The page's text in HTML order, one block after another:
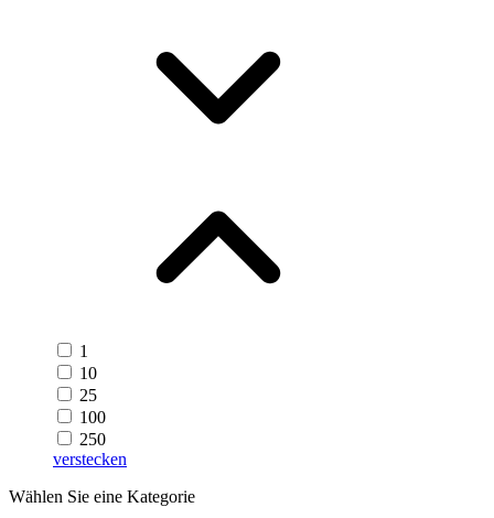
1
10
25
100
250
verstecken
Wählen Sie eine Kategorie